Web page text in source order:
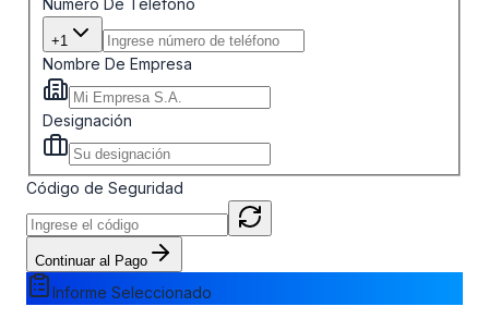
+1
Nombre De Empresa
Designación
Código de Seguridad
Continuar al Pago
Informe Seleccionado